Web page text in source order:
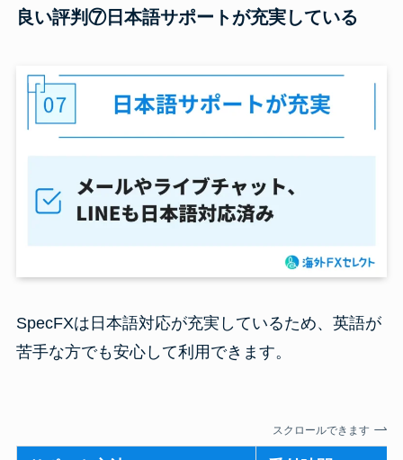
良い評判⑦日本語サポートが充実している
SpecFXは日本語対応が充実しているため、英語が
苦手な方でも安心して利用できます。
スクロールできます